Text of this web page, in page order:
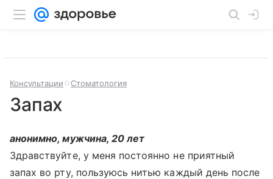
Консультации Стоматология
Запах
анонимно, мужчина, 20 лет
Здравствуйте, у меня постоянно не приятный
запах во рту, пользуюсь нитью каждый день после